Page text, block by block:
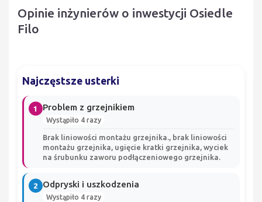
Opinie inżynierów o inwestycji Osiedle
Filo
Najczęstsze usterki
1 Problem z grzejnikiem
Wystąpiło 4 razy
Brak liniowości montażu grzejnika., brak liniowości
montażu grzejnika, ugięcie kratki grzejnika, wyciek
na śrubunku zaworu podłączeniowego grzejnika.
2 Odpryski i uszkodzenia
Wystąpiło 4 razy